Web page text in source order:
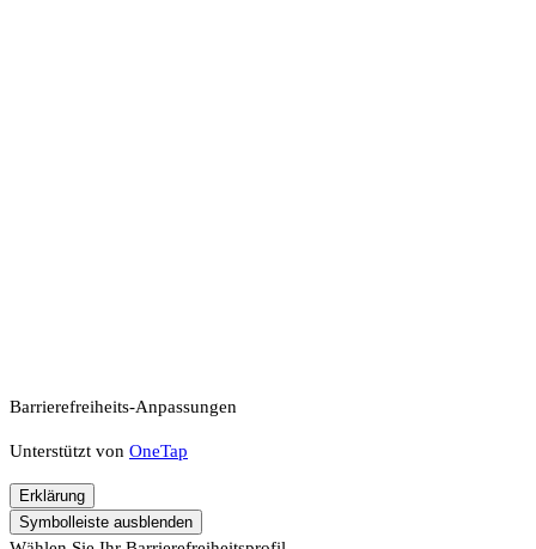
Barrierefreiheits-Anpassungen
Unterstützt von OneTap
Erklärung
Symbolleiste ausblenden